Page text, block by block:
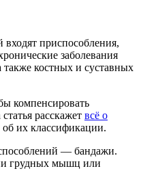
приспособления,
заболевания
также костных и суставных
компенсировать
расскажет всё о
об их классификации.
— бандажи.
грудных мышц или